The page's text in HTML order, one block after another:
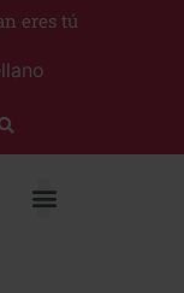
eres tú